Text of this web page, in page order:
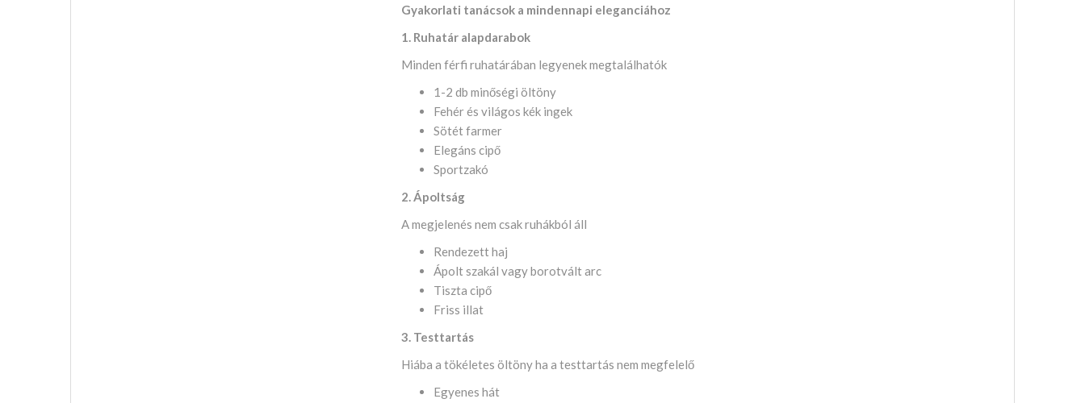
Gyakorlati tanácsok a mindennapi eleganciához
1. Ruhatár alapdarabok
Minden férfi ruhatárában legyenek megtalálhatók
1-2 db minőségi öltöny
Fehér és világos kék ingek
Sötét farmer
Elegáns cipő
Sportzakó
2. Ápoltság
A megjelenés nem csak ruhákból áll
Rendezett haj
Ápolt szakál vagy borotvált arc
Tiszta cipő
Friss illat
3. Testtartás
Hiába a tökéletes öltöny ha a testtartás nem megfelelő
Egyenes hát